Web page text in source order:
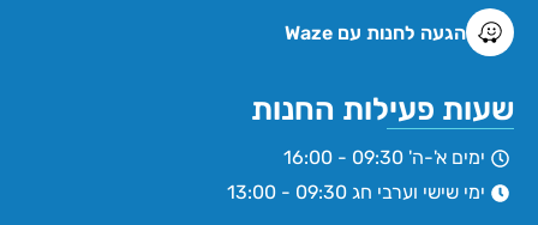
הגעה לחנות עם Waze
שעות פעילות החנות
ימים א'-ה' 09:30 - 16:00
ימי שישי וערבי חג 09:30 - 13:00